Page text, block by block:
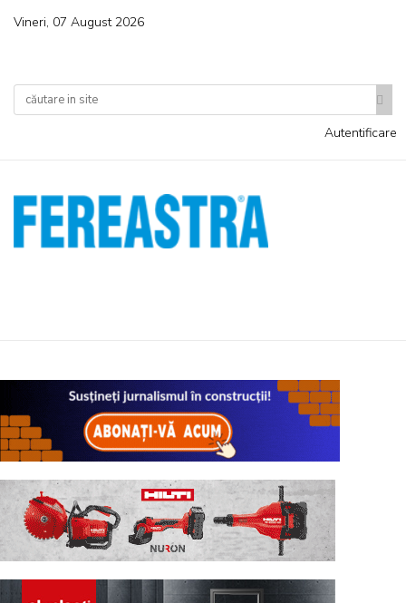
Vineri, 07 August 2026
Autentificare